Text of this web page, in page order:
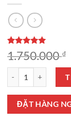
5.00trên 5
dựa trên
1
đánh giá
1.750.000₫
Máy đo huyết áp
ĐẶT HÀNG